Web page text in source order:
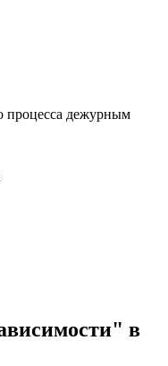
процесса дежурным
в